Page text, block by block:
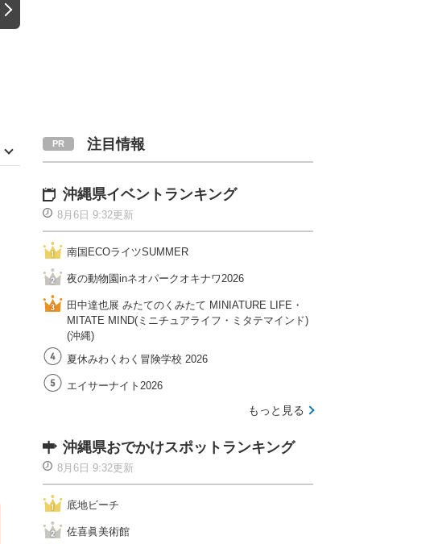
注目情報
沖縄県イベントランキング
8月6日 9:32更新
南国ECOライツSUMMER
夜の動物園inネオパークオキナワ2026
田中達也展 みたてのくみたて MINIATURE LIFE・
MITATE MIND(ミニチュアライフ・ミタテマインド)
(沖縄)
夏休みわくわく冒険学校 2026
エイサーナイト2026
もっと見る
沖縄県おでかけスポットランキング
8月6日 9:32更新
底地ビーチ
佐喜眞美術館